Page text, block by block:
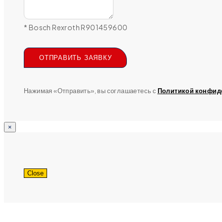
* Bosch Rexroth R901459600
ОТПРАВИТЬ ЗАЯВКУ
Нажимая «Отправить», вы соглашаетесь с Политикой
×
Close